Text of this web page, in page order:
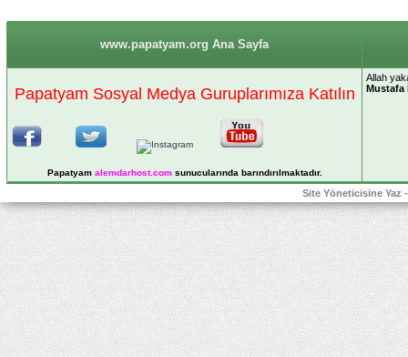
www.papatyam.org Ana Sayfa
Papatyam Sosyal Medya Guruplarımıza Katılın
Papatyam alemdarhost.comsunucularında barındırılmaktadır.
Allah
Mustafa
Site Yöneticisine Yaz